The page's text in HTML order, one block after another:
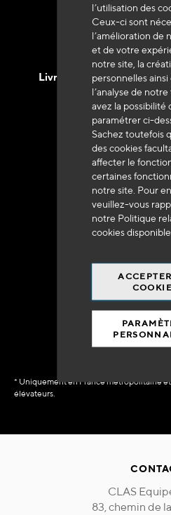
l’utilisation des
Ceux-ci sont
l’amélioration de
et de votre
notre site, la
personnelles ainsi
l’analyse de
avez la possibilité
paramétrer ci-
Sachez toutefois
des cookies
affecter le
certaines
notre site. Pour
veuillez-vous
notre Politique
cookies disponible
Livraison en 48h à 72h en
Franco
à 250
90% du
en
* Uniquement en France métropolitaine
élévateurs.
CLAS
83, chemin de